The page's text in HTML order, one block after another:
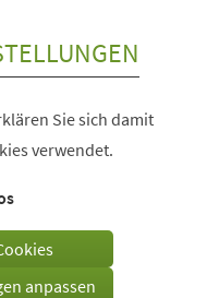
Sie sich damit
verwendet.
anpassen